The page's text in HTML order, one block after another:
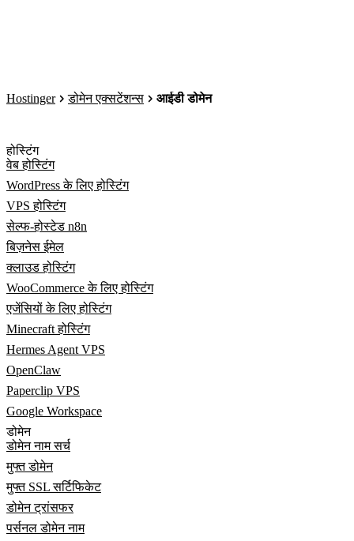
Hostinger डोमेन एक्सटेंशन्स आईडी डोमेन
होस्टिंग
वेब होस्टिंग
WordPress के लिए होस्टिंग
VPS होस्टिंग
सेल्फ-होस्टेड n8n
बिज़नेस ईमेल
क्लाउड होस्टिंग
WooCommerce के लिए होस्टिंग
एजेंसियों के लिए होस्टिंग
Minecraft होस्टिंग
Hermes Agent VPS
OpenClaw
Paperclip VPS
Google Workspace
डोमेन
डोमेन नाम सर्च
मुफ्त डोमेन
मुफ्त SSL सर्टिफिकेट
डोमेन ट्रांसफर
पर्सनल डोमेन नाम